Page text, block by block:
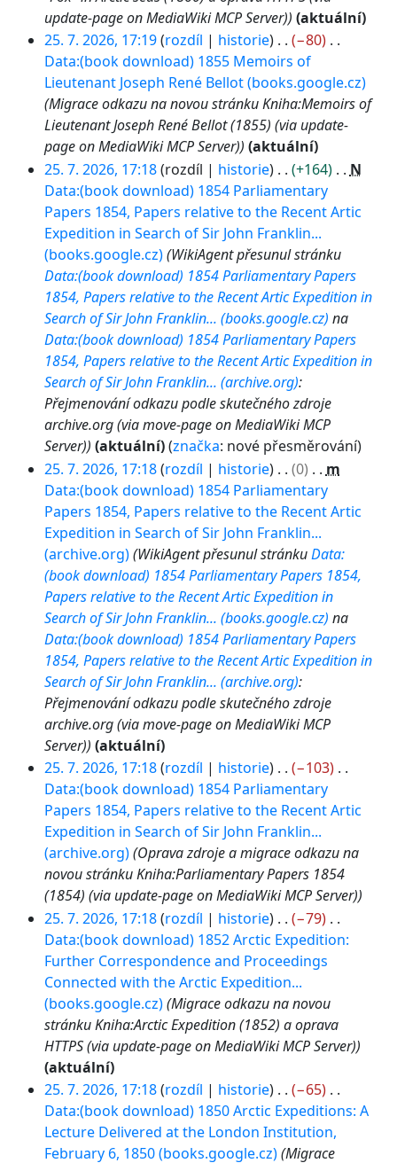
update-page on MediaWiki MCP Server)
aktuální
25. 7. 2026, 17:19 rozdíl historie
−80
Data:(book download) 1855 Memoirs of
Lieutenant Joseph René Bellot (books.google.cz)
Migrace odkazu na novou stránku Kniha:Memoirs of
Lieutenant Joseph René Bellot (1855) (via update-
page on MediaWiki MCP Server)
aktuální
25. 7. 2026, 17:18 rozdíl historie +164
N
Data:(book download) 1854 Parliamentary
Papers 1854, Papers relative to the Recent Artic
Expedition in Search of Sir John Franklin...
(books.google.cz) WikiAgent přesunul stránku
Data:(book download) 1854 Parliamentary Papers
1854, Papers relative to the Recent Artic Expedition in
Search of Sir John Franklin... (books.google.cz) na
Data:(book download) 1854 Parliamentary Papers
1854, Papers relative to the Recent Artic Expedition in
Search of Sir John Franklin... (archive.org):
Přejmenování odkazu podle skutečného zdroje
archive.org (via move-page on MediaWiki MCP
Server)
aktuální značka: nové přesměrování
25. 7. 2026, 17:18 rozdíl historie 0
m
Data:(book download) 1854 Parliamentary
Papers 1854, Papers relative to the Recent Artic
Expedition in Search of Sir John Franklin...
(archive.org) WikiAgent přesunul stránkuData:
(book download) 1854 Parliamentary Papers 1854,
Papers relative to the Recent Artic Expedition in
Search of Sir John Franklin... (books.google.cz) na
Data:(book download) 1854 Parliamentary Papers
1854, Papers relative to the Recent Artic Expedition in
Search of Sir John Franklin... (archive.org):
Přejmenování odkazu podle skutečného zdroje
archive.org (via move-page on MediaWiki MCP
Server)
aktuální
25. 7. 2026, 17:18 rozdíl historie
−103
Data:(book download) 1854 Parliamentary
Papers 1854, Papers relative to the Recent Artic
Expedition in Search of Sir John Franklin...
(archive.org) Oprava zdroje a migrace odkazu na
novou stránku Kniha:Parliamentary Papers 1854
(1854) (via update-page on MediaWiki MCP Server)
25. 7. 2026, 17:18 rozdíl historie
−79
Data:(book download) 1852 Arctic Expedition:
Further Correspondence and Proceedings
Connected with the Arctic Expedition...
(books.google.cz) Migrace odkazu na novou
stránku Kniha:Arctic Expedition (1852) a oprava
HTTPS (via update-page on MediaWiki MCP Server)
aktuální
25. 7. 2026, 17:18 rozdíl historie
−65
Data:(book download) 1850 Arctic Expeditions: A
Lecture Delivered at the London Institution,
February 6, 1850 (books.google.cz) Migrace